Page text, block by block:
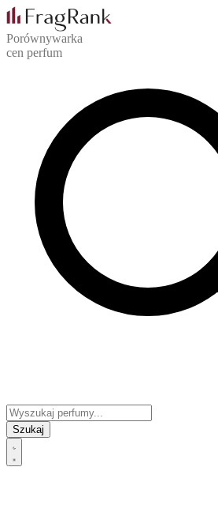
Porównywarka
cen perfum
Szukaj